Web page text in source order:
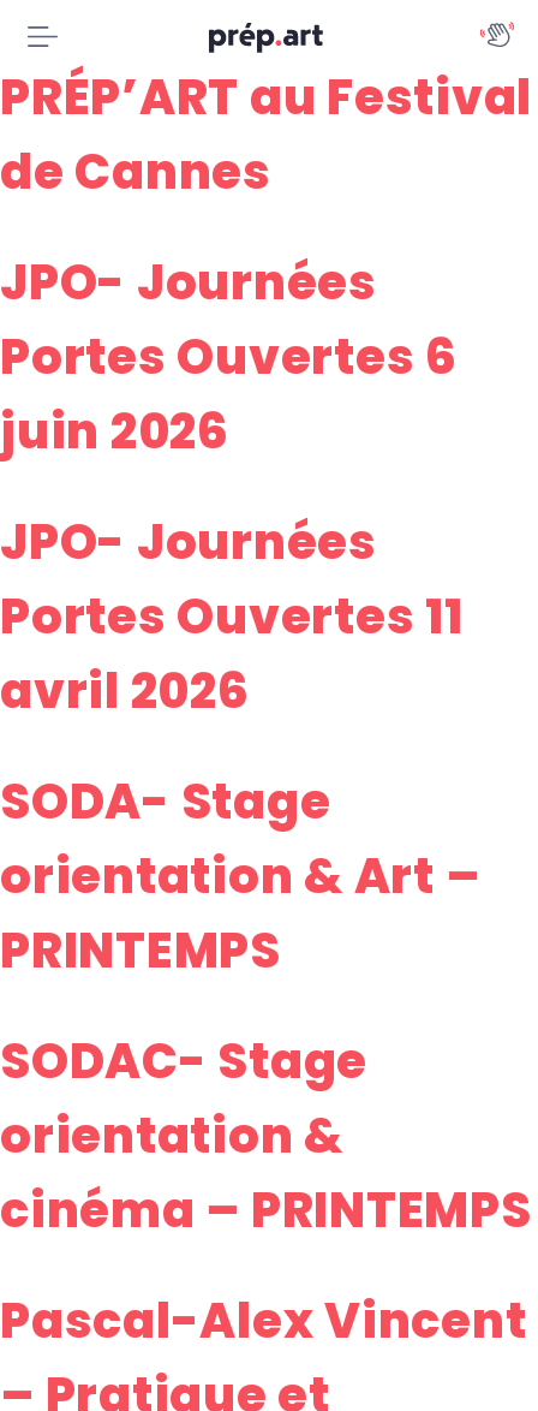
PRÉP’ART au Festival
de Cannes
JPO- Journées
Portes Ouvertes 6
juin 2026
JPO- Journées
Portes Ouvertes 11
avril 2026
SODA- Stage
orientation & Art –
PRINTEMPS
SODAC- Stage
orientation &
cinéma – PRINTEMPS
Pascal-Alex Vincent
– Pratique et